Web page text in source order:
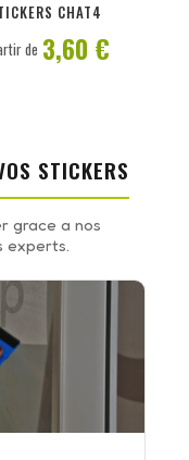
CHAT4
de 3,60 €
STICKERS
grace a nos
experts.